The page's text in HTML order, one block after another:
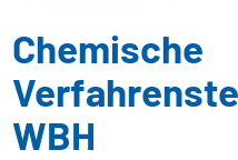
Chemische
WBH